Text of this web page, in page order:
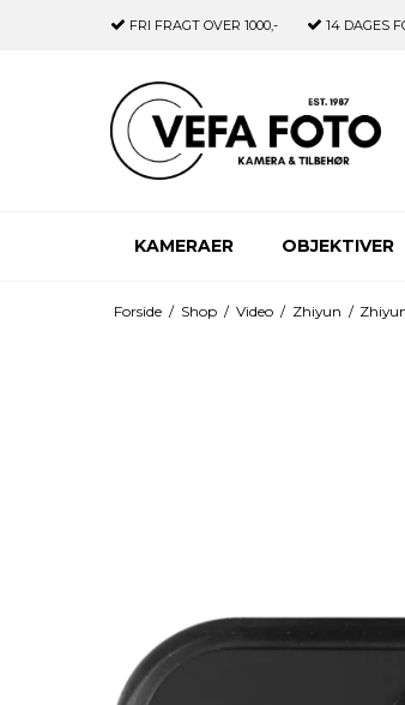
FRI FRAGT OVER 1000,- 14 DAGES
KAMERAER OBJEKTIVER
Forside / Shop / Video / Zhiyun /